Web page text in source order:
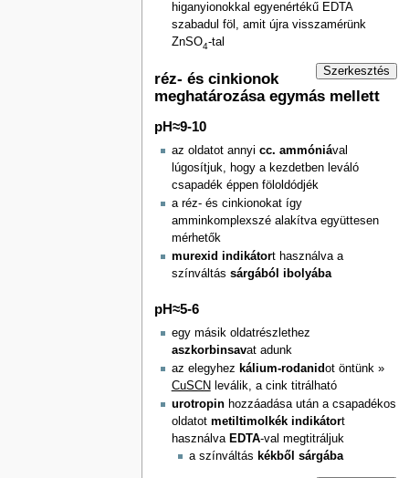
higanyionokkal egyenértékű EDTA
szabadul föl, amit újra visszamérünk
ZnSO4-tal
Szerkesztés
réz- és cinkionok
meghatározása egymás mellett
pH≈9-10
az oldatot annyi cc. ammóniával
lúgosítjuk, hogy a kezdetben leváló
csapadék éppen föloldódjék
a réz- és cinkionokat így
amminkomplexszé alakítva együttesen
mérhetők
murexid indikátort használva a
színváltás sárgából ibolyába
pH≈5-6
egy másik oldatrészlethez
aszkorbinsavat adunk
az elegyhez kálium-rodanidot öntünk »
CuSCN leválik, a cink titrálható
urotropinhozzáadása után a csapadékos
oldatot metiltimolkék indikátort
használva EDTA-val megtitráljuk
a színváltás kékből sárgába